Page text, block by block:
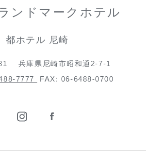
ンドマークホテル
都ホテル 尼崎
兵庫県尼崎市昭和通2-7-1
7777 FAX: 06-6488-0700